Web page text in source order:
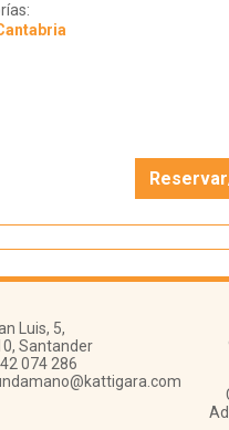
Luis, 5,
Santander
074 286